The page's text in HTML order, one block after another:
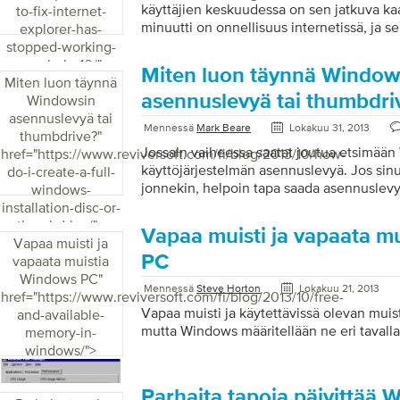
kun käynnistät tietokoneen), mutta tämä
erilainen Windows 8: ssa, koska uusi
vikasietotilassa Windows 8: ssa.
vikasietotila uudelleenkäynnistyksessä
to-fix-internet-
explorer-has-
stopped-working-
error-in-ie-10/">
käyttäjien keskuudessa on sen jatkuva
minuutti on onnellisuus internetissä, ja
sen on suljettava.” Jos tämä skenaario
tässä on muutamia vinkkejä ja vinkkejä,
ratkaisemaan tämän ongelman. Yksi syy
ongelmiin on lisäosien, työkalurivien,
vakoiluohjelmien käyttöönotto. Joskus
nollata tai poistaa käytöstä muuttamalla
Explorerissa, mutta usein näiden
ei ratkaise IE-kaatumisten ongelmia. * […]
Miten luon täynnä
Windowsin
asennuslevyä tai
thumbdrive?"
href="https://www.reviversoft.com/fi/blog/2013/10/how-
do-i-create-a-full-
windows-
installation-disc-or-
thumbdrive/">
Miten luon täynnä
asennuslevyä tai
Mennessä Mark Beare Lokakuu 31, 2013
Jossain vaiheessa saatat joutua
käyttöjärjestelmän asennuslevyä. Jos
jonnekin, helpoin tapa saada
(tai e-taileriltä), jotka myyvät OS: ää,
helposti (t) sinulle. Tämä ei kuitenkaan
tehdä sitä itse. Se on melko helppoa,
tiedoston (ISO-tiedosto on täydellinen
joka on tunnustettu kansainvälisesti
ohjelmiston käyttökelpoisen version
tai peukalolla. Mitä tarvitset Tarvitset
Vapaa muisti ja
vapaata muistia
Windows PC"
href="https://www.reviversoft.com/fi/blog/2013/10/free-
and-available-
memory-in-
windows/">
Vapaa muisti ja vapaata
PC
Mennessä Steve Horton Lokakuu 21, 2013
Vapaa muisti ja käytettävissä olevan
mutta Windows määritellään ne eri